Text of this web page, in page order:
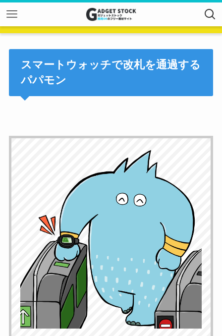
スマートウォッチで改札を通過する
パパモン